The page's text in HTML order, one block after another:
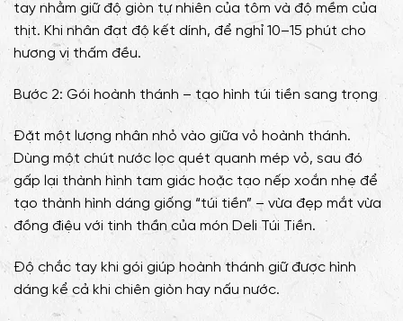
tay nhằm giữ độ giòn tự nhiên của tôm và độ mềm của
thịt. Khi nhân đạt độ kết dính, để nghỉ 10–15 phút cho
hương vị thấm đều.
Bước 2: Gói hoành thánh – tạo hình túi tiền sang trọng
Đặt một lượng nhân nhỏ vào giữa vỏ hoành thánh.
Dùng một chút nước lọc quét quanh mép vỏ, sau đó
gấp lại thành hình tam giác hoặc tạo nếp xoắn nhẹ để
tạo thành hình dáng giống “túi tiền” – vừa đẹp mắt vừa
đồng điệu với tinh thần của món Deli Túi Tiền.
Độ chắc tay khi gói giúp hoành thánh giữ được hình
dáng kể cả khi chiên giòn hay nấu nước.